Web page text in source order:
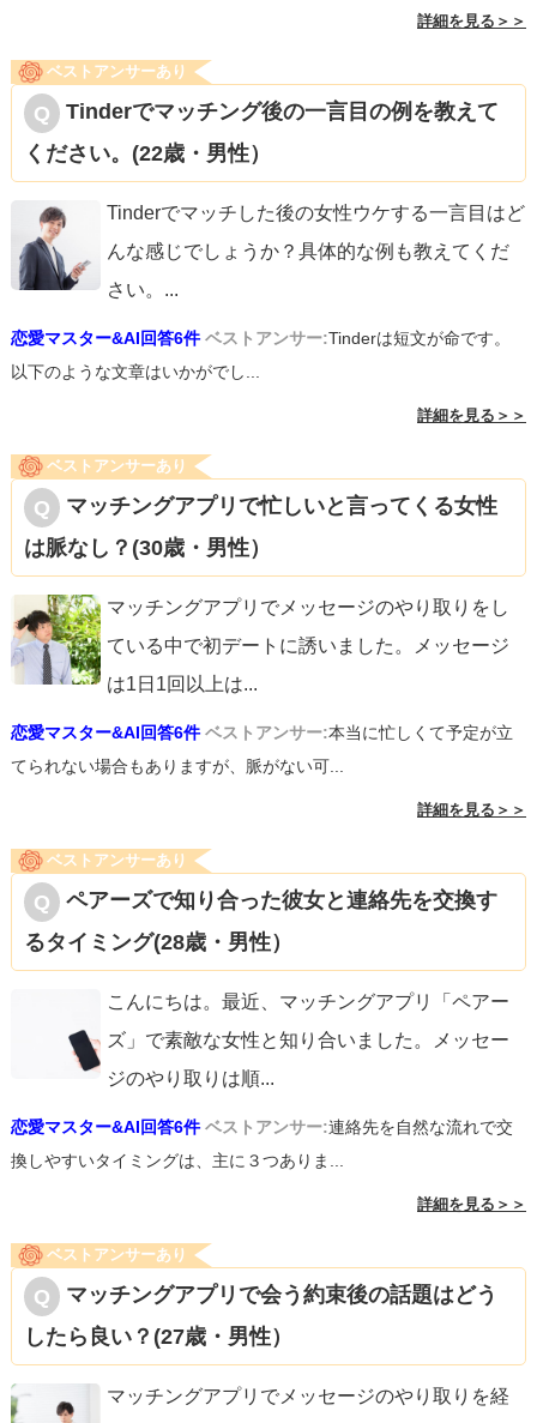
詳細を見る＞＞
ベストアンサーあり
Tinderでマッチング後の一言目の例を教えて
ください。(22歳・男性）
Tinderでマッチした後の女性ウケする一言目はど
んな感じでしょうか？具体的な例も教えてくだ
さい。 ...
恋愛マスター&AI回答6件 ベストアンサー:Tinderは短文が命です。
以下のような文章はいかがでし...
詳細を見る＞＞
ベストアンサーあり
マッチングアプリで忙しいと言ってくる女性
は脈なし？(30歳・男性）
マッチングアプリでメッセージのやり取りをし
ている中で初デートに誘いました。メッセージ
は1日1回以上は...
恋愛マスター&AI回答6件 ベストアンサー:本当に忙しくて予定が立
てられない場合もありますが、脈がない可...
詳細を見る＞＞
ベストアンサーあり
ペアーズで知り合った彼女と連絡先を交換す
るタイミング(28歳・男性）
こんにちは。最近、マッチングアプリ「ペアー
ズ」で素敵な女性と知り合いました。メッセー
ジのやり取りは順...
恋愛マスター&AI回答6件 ベストアンサー:連絡先を自然な流れで交
換しやすいタイミングは、主に３つありま...
詳細を見る＞＞
ベストアンサーあり
マッチングアプリで会う約束後の話題はどう
したら良い？(27歳・男性）
マッチングアプリでメッセージのやり取りを経